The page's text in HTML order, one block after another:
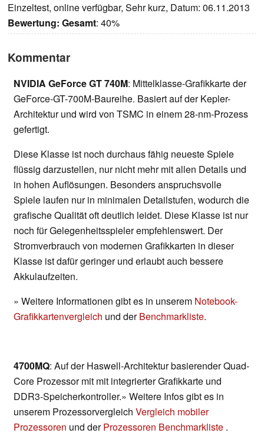
Einzeltest, online verfügbar, Sehr kurz, Datum: 06.11.2013
Bewertung: Gesamt: 40%
Kommentar
NVIDIA GeForce GT 740M: Mittelklasse-Grafikkarte der
GeForce-GT-700M-Baureihe. Basiert auf der Kepler-
Architektur und wird von TSMC in einem 28-nm-Prozess
gefertigt.
Diese Klasse ist noch durchaus fähig neueste Spiele
flüssig darzustellen, nur nicht mehr mit allen Details und
in hohen Auflösungen. Besonders anspruchsvolle
Spiele laufen nur in minimalen Detailstufen, wodurch die
grafische Qualität oft deutlich leidet. Diese Klasse ist nur
noch für Gelegenheitsspieler empfehlenswert. Der
Stromverbrauch von modernen Grafikkarten in dieser
Klasse ist dafür geringer und erlaubt auch bessere
Akkulaufzeiten.
» Weitere Informationen gibt es in unserem Notebook-
Grafikkartenvergleich und derBenchmarkliste.
4700MQ: Auf der Haswell-Architektur basierender Quad-
Core Prozessor mit mit integrierter Grafikkarte und
DDR3-Speicherkontroller.» Weitere Infos gibt es in
unserem Prozessorvergleich Vergleich mobiler
Prozessoren und derProzessoren Benchmarkliste .